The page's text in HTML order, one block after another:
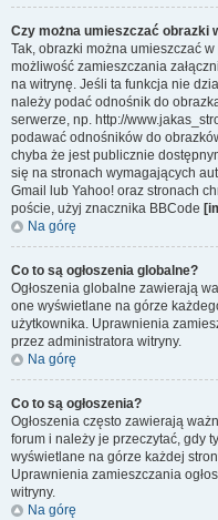
Czy można umieszczać obrazki
Tak, obrazki można umieszczać
możliwość zamieszczania
na witrynę. Jeśli ta funkcja nie
należy podać odnośnik do
serwerze, np. http://
podawać odnośników do
chyba że jest publicznie
się na stronach wymagających
Gmail lub Yahoo! oraz stronach
poście, użyj znacznika BBCode
Na górę
Co to są ogłoszenia globalne?
Ogłoszenia globalne zawierają
one wyświetlane na górze
użytkownika. Uprawnienia
przez administratora witryny.
Na górę
Co to są ogłoszenia?
Ogłoszenia często zawierają
forum i należy je przeczytać, gdy
wyświetlane na górze każdej
Uprawnienia zamieszczania
witryny.
Na górę